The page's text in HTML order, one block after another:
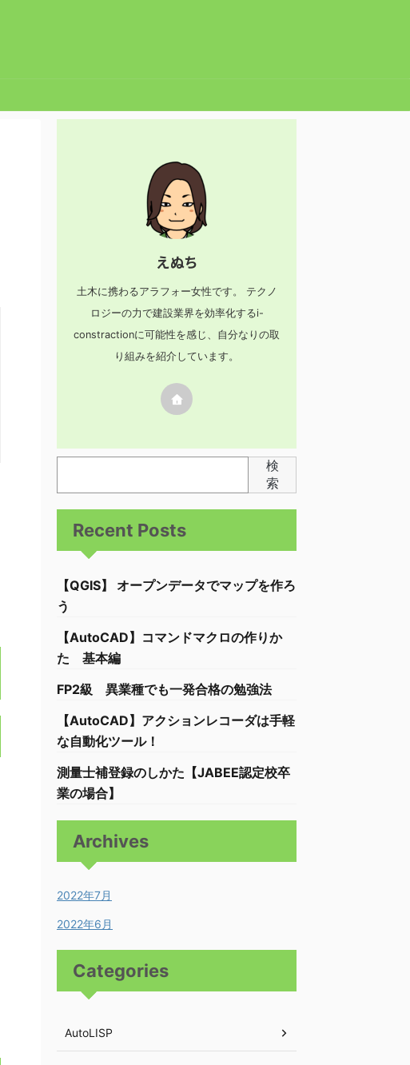
えぬち
土木に携わるアラフォー女性です。 テクノ
ロジーの力で建設業界を効率化するi-
constractionに可能性を感じ、自分なりの取
り組みを紹介しています。
検
索
Recent Posts
【QGIS】 オープンデータでマップを作ろ
う
【AutoCAD】コマンドマクロの作りか
た 基本編
FP2級 異業種でも一発合格の勉強法
【AutoCAD】アクションレコーダは手軽
な自動化ツール！
測量士補登録のしかた【JABEE認定校卒
業の場合】
Archives
2022年7月
2022年6月
Categories
AutoLISP